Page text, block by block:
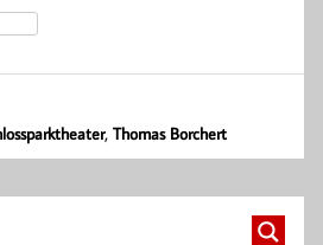
,Thomas Borchert